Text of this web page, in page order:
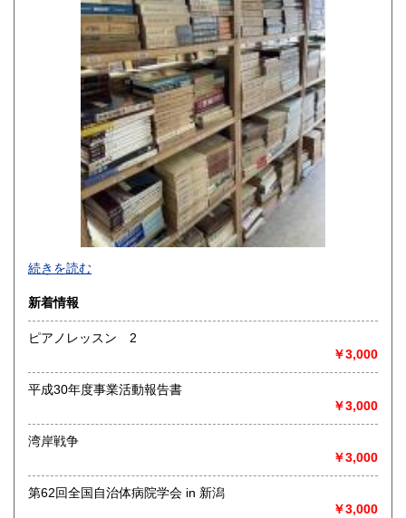
800円 鹿児島県
1,500円
-
沿線名：-
最寄駅：-
営業時間：-
定休日：-
書籍の買取について
取り扱い分野
総記、哲学宗教、歴史、社会科学、自然科学、美術工芸、国
語国文、外国文学、古典籍、近代文献、趣味、外国書、サブ
カルチャー、古書一般（その他）
続きを読む
新着情報
ピアノレッスン 2
￥3,000
平成30年度事業活動報告書
￥3,000
湾岸戦争
￥3,000
第62回全国自治体病院学会 in 新潟
￥3,000